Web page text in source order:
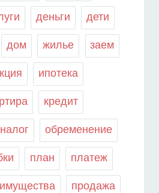
деньги дети
дом жилье заем
ипотека
кредит
налог обременение
план платеж
продажа